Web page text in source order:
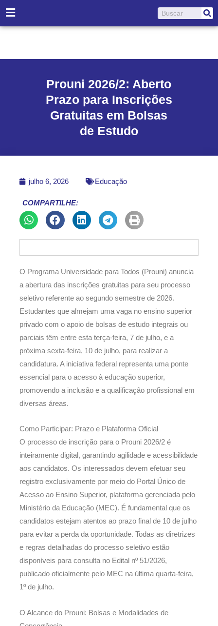
para
o
Pesquisar
Prouni 2026/2: Aberto
Prazo para Inscrições
Gratuitas em Bolsas
de Estudo
julho 6, 2026 Educação
COMPARTILHE:
O Programa Universidade para Todos (Prouni) anuncia
a abertura das inscrições gratuitas para seu processo
seletivo referente ao segundo semestre de 2026.
Estudantes que almejam uma vaga no ensino superior
privado com o apoio de bolsas de estudo integrais ou
parciais têm entre esta terça-feira, 7 de julho, e a
próxima sexta-feira, 10 de julho, para realizar a
candidatura. A iniciativa federal representa uma ponte
essencial para o acesso à educação superior,
promovendo a inclusão e a qualificação profissional em
diversas áreas.
Como Participar: Prazo e Plataforma Oficial
O processo de inscrição para o Prouni 2026/2 é
inteiramente digital, garantindo agilidade e acessibilidade
aos candidatos. Os interessados devem efetuar seu
registro exclusivamente por meio do Portal Único de
Acesso ao Ensino Superior, plataforma gerenciada pelo
Ministério da Educação (MEC). É fundamental que os
candidatos estejam atentos ao prazo final de 10 de julho
para evitar a perda da oportunidade. Todas as diretrizes
e regras detalhadas do processo seletivo estão
disponíveis para consulta no Edital nº 51/2026,
publicado oficialmente pelo MEC na última quarta-feira,
1º de julho.
O Alcance do Prouni: Bolsas e Modalidades de